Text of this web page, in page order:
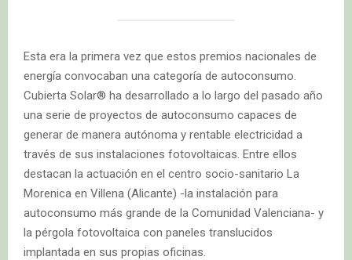
Esta era la primera vez que estos premios nacionales de
energía convocaban una categoría de autoconsumo.
Cubierta Solar® ha desarrollado a lo largo del pasado año
una serie de proyectos de autoconsumo capaces de
generar de manera autónoma y rentable electricidad a
través de sus instalaciones fotovoltaicas. Entre ellos
destacan la actuación en el centro socio-sanitario La
Morenica en Villena (Alicante) -la instalación para
autoconsumo más grande de la Comunidad Valenciana- y
la pérgola fotovoltaica con paneles translucidos
implantada en sus propias oficinas.